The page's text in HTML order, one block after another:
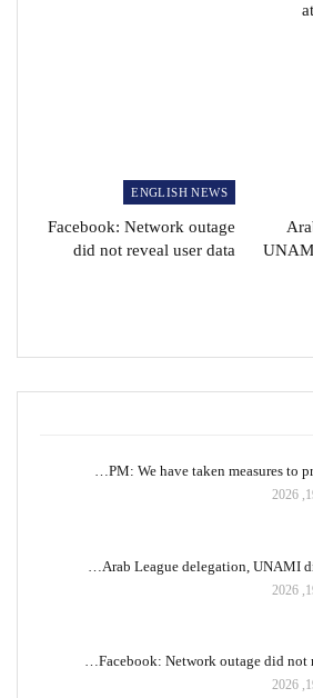
ENGLISH NEWS
Facebook: Network outage
did not reveal user data
PM: We have taken measures to
Arab League delegation, UNAMI
Facebook: Network outage did not